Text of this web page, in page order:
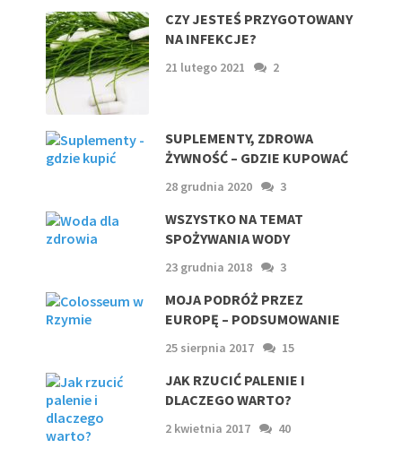
CZY JESTEŚ PRZYGOTOWANY
NA INFEKCJE?
21 lutego 2021 2
SUPLEMENTY, ZDROWA
ŻYWNOŚĆ – GDZIE KUPOWAĆ
28 grudnia 2020 3
WSZYSTKO NA TEMAT
SPOŻYWANIA WODY
23 grudnia 2018 3
MOJA PODRÓŻ PRZEZ
EUROPĘ – PODSUMOWANIE
25 sierpnia 2017 15
JAK RZUCIĆ PALENIE I
DLACZEGO WARTO?
2 kwietnia 2017 40